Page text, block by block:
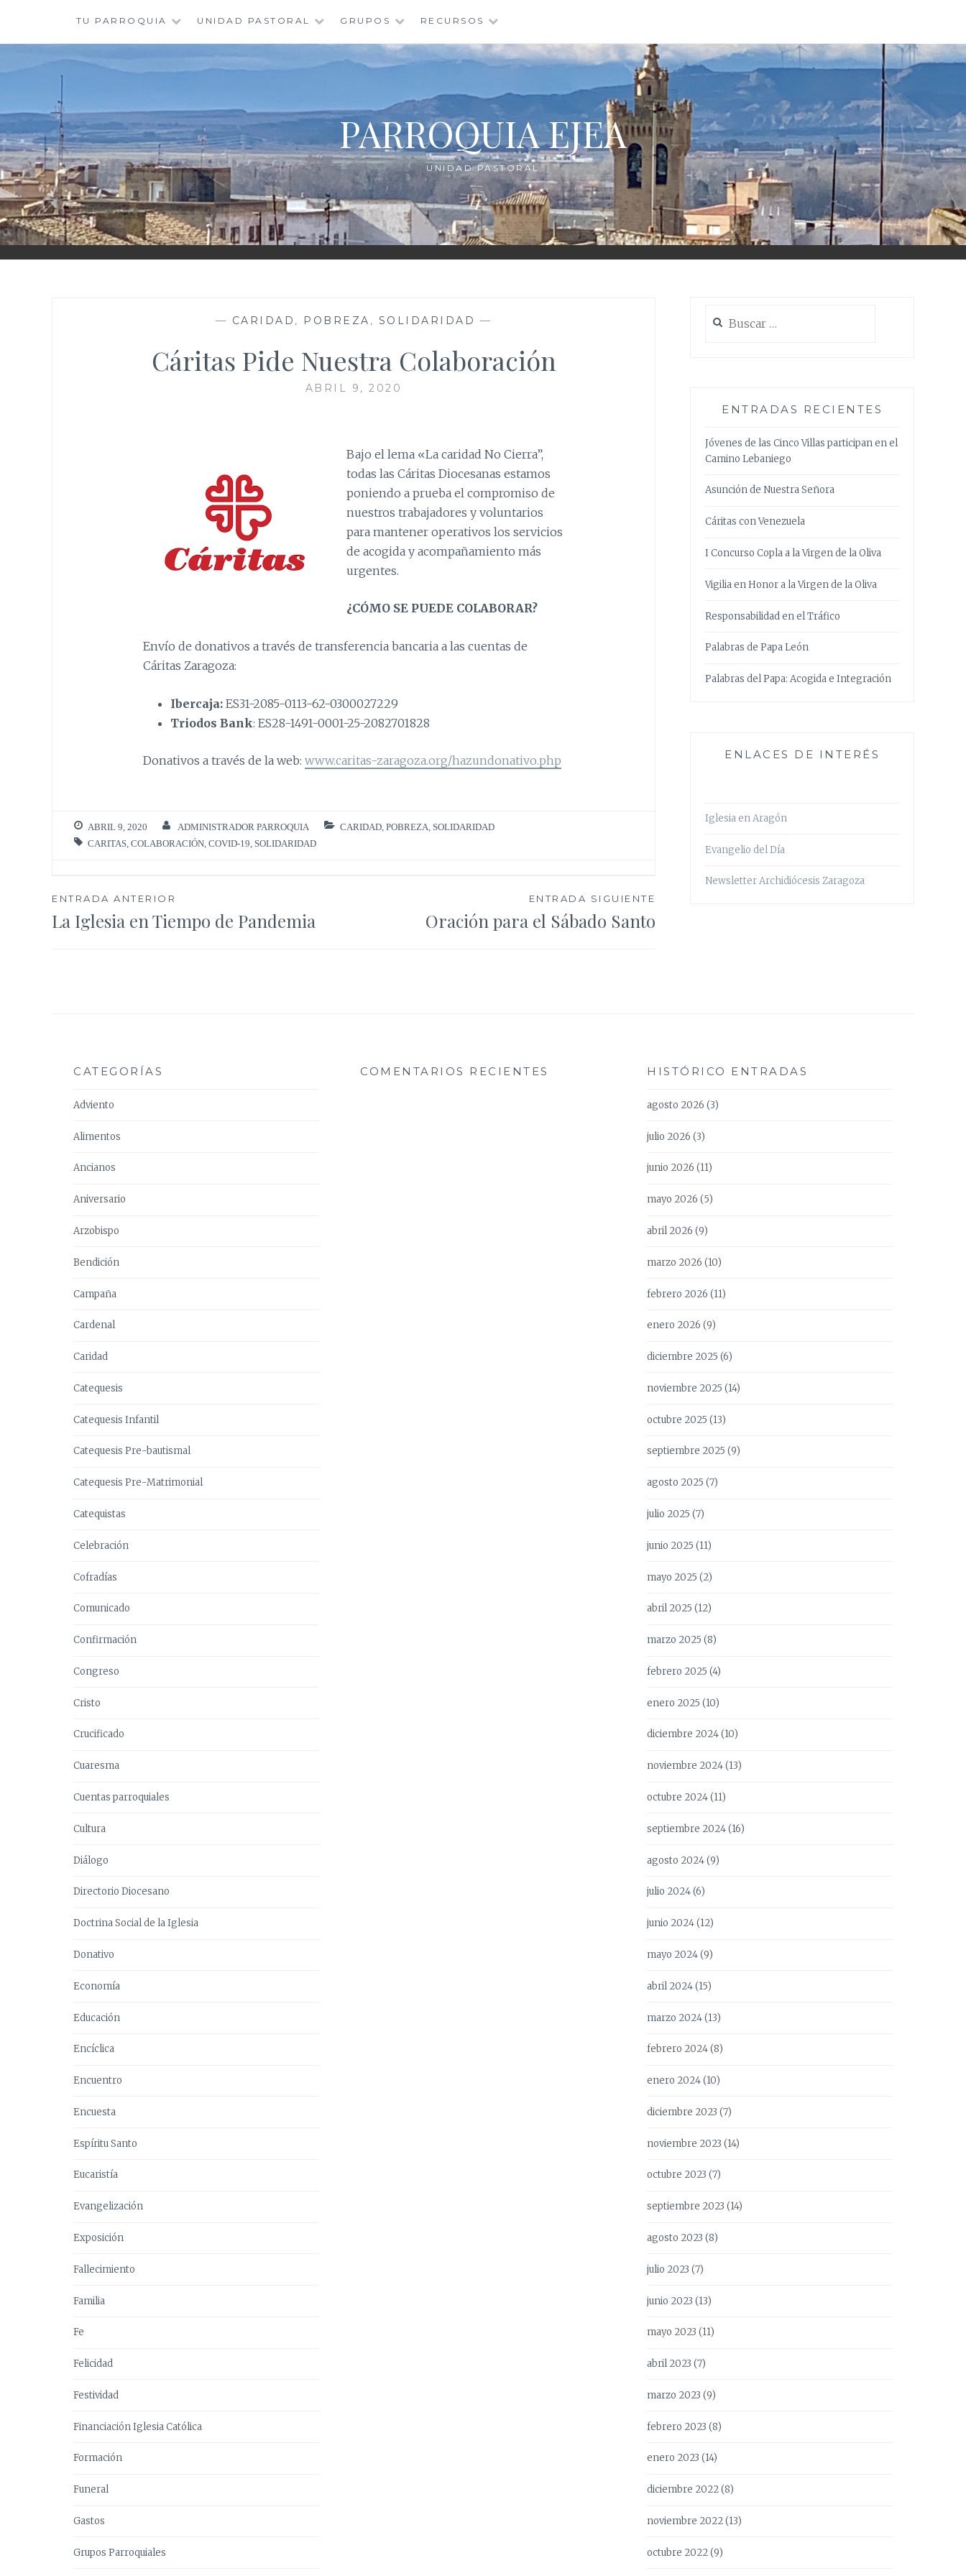
contenido
TU PARROQUIA UNIDAD PASTORAL GRUPOS RECURSOS
PARROQUIA EJEA
UNIDAD PASTORAL
— CARIDAD , POBREZA , SOLIDARIDAD —
Cáritas Pide Nuestra Colaboración
ABRIL 9, 2020
Bajo el lema «La caridad No Cierra”,
todas las Cáritas Diocesanas estamos
poniendo a prueba el compromiso de
nuestros trabajadores y voluntarios
para mantener operativos los servicios
de acogida y acompañamiento más
urgentes.
¿CÓMO SE PUEDE COLABORAR?
Envío de donativos a través de transferencia bancaria a las cuentas de
Cáritas Zaragoza:
Ibercaja: ES31-2085-0113-62-0300027229
Triodos Bank: ES28-1491-0001-25-2082701828
Donativos a través de la web: www.caritas-zaragoza.org/hazundonativo.php
ABRIL 9, 2020 ADMINISTRADOR PARROQUIA CARIDAD, POBREZA
SOLIDARIDAD
CARITAS COLABORACIÓN COVID-19 SOLIDARIDAD
Navegación
ENTRADA ANTERIOR
La Iglesia en Tiempo de Pandemia
ENTRADA SIGUIENTE
Oración para el Sábado Santo
ENTRADAS RECIENTES
Jóvenes de las Cinco Villas participan en el
Camino Lebaniego
Asunción de Nuestra Señora
Cáritas con Venezuela
I Concurso Copla a la Virgen de la Oliva
Vigilia en Honor a la Virgen de la Oliva
Responsabilidad en el Tráfico
Palabras de Papa León
Palabras del Papa: Acogida e Integración
ENLACES DE INTERÉS
Iglesia en Aragón
Evangelio del Día
Newsletter Archidiócesis Zaragoza
CATEGORÍAS
Adviento
Alimentos
Ancianos
Aniversario
Arzobispo
Bendición
Campaña
Cardenal
Caridad
Catequesis
Catequesis Infantil
Catequesis Pre-bautismal
Catequesis Pre-Matrimonial
Catequistas
Celebración
Cofradías
Comunicado
Confirmación
Congreso
Cristo
Crucificado
Cuaresma
Cuentas parroquiales
Cultura
Diálogo
Directorio Diocesano
Doctrina Social de la Iglesia
Donativo
Economía
Educación
Encíclica
Encuentro
Encuesta
Espíritu Santo
Eucaristía
Evangelización
Exposición
Fallecimiento
Familia
Fe
Felicidad
Festividad
Financiación Iglesia Católica
Formación
Funeral
Gastos
Grupos Parroquiales
COMENTARIOS RECIENTES HISTÓRICO ENTRADAS
agosto 2026 (3)
julio 2026 (3)
junio 2026 (11)
mayo 2026 (5)
abril 2026 (9)
marzo 2026 (10)
febrero 2026 (11)
enero 2026 (9)
diciembre 2025 (6)
noviembre 2025 (14)
octubre 2025 (13)
septiembre 2025 (9)
agosto 2025 (7)
julio 2025 (7)
junio 2025 (11)
mayo 2025 (2)
abril 2025 (12)
marzo 2025 (8)
febrero 2025 (4)
enero 2025 (10)
diciembre 2024(10)
noviembre 2024(13)
octubre 2024(11)
septiembre 2024(16)
agosto 2024(9)
julio 2024(6)
junio 2024(12)
mayo 2024(9)
abril 2024(15)
marzo 2024(13)
febrero 2024(8)
enero 2024(10)
diciembre 2023 (7)
noviembre 2023 (14)
octubre 2023 (7)
septiembre 2023 (14)
agosto 2023 (8)
julio 2023 (7)
junio 2023 (13)
mayo 2023 (11)
abril 2023 (7)
marzo 2023 (9)
febrero 2023 (8)
enero 2023 (14)
diciembre 2022(8)
noviembre 2022(13)
octubre 2022(9)